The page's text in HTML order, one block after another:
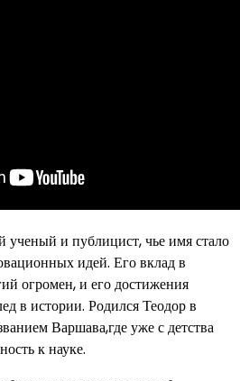
ученый и публицист, чье имя стало
идей. Его вклад в
огромен, и его достижения
в истории. Родился Теодор в
Варшава,где уже с детства
к науке.